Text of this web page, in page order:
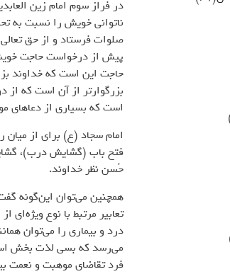
در فراز سوم امام زین
ناتوانی خویش را نسبت به
صلوات فرستاد و از حق
پیش از درخواست حاجت
حاجت این است که خداوند
بزرگوارتر از آن است که از
است که بسیاری از دعاهای
امام سجاد (ع) برای از میان
فتح باب (گشایش درب)،
حُسن نظر خداوند.
همچنین می‌توان این‌گونه
تعابیر مرتبط با نوع
درد و بیماری را می‌توان
می‌رسد که بسی لذت بخش
فرد تقاضای موهبت و نعمت